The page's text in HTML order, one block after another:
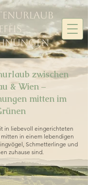
zwischen
& Wien –
mitten im
in liebevoll eingerichteten
in einem lebendigen
Schmetterlinge und
zuhause sind.